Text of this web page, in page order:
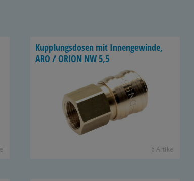
Kupp­lungs­do­sen mit In­nen­ge­win­de,
ARO / ORION NW 5,5
6 Ar­ti­kel